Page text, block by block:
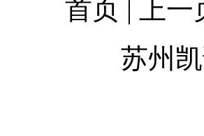
首页 | 上一
苏州